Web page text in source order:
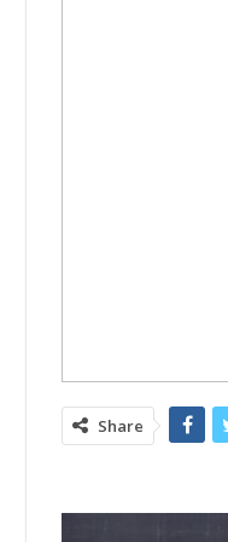
Share